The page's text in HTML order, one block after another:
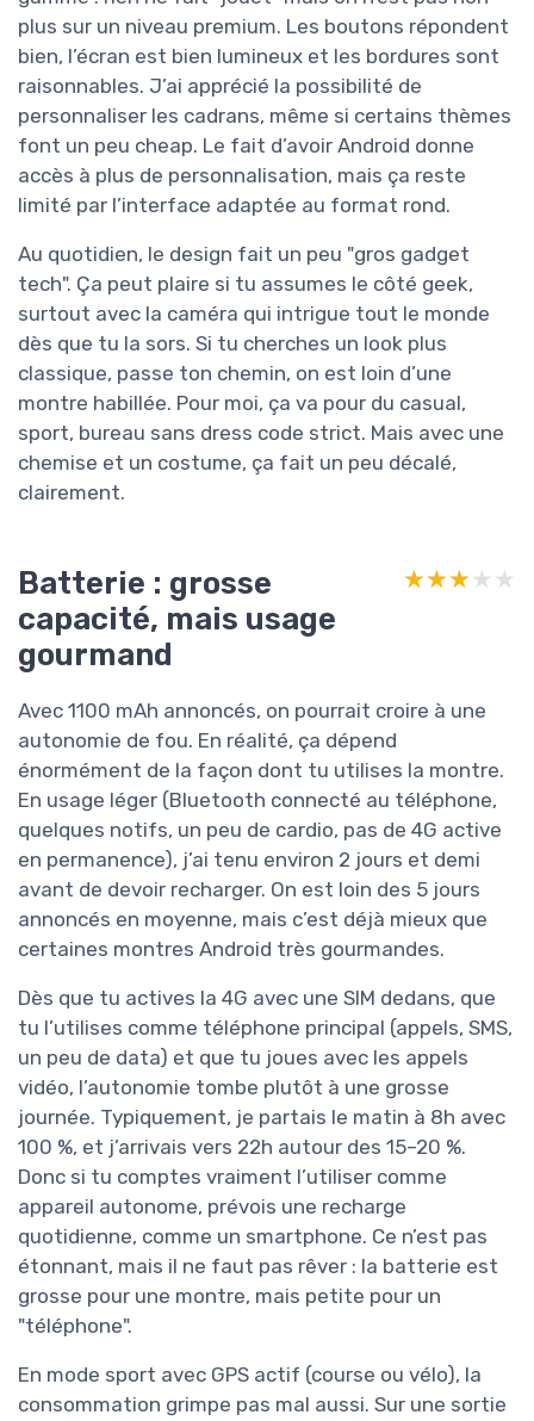
plus sur un niveau premium. Les boutons répondent
bien, l’écran est bien lumineux et les bordures sont
raisonnables. J’ai apprécié la possibilité de
personnaliser les cadrans, même si certains thèmes
font un peu cheap. Le fait d’avoir Android donne
accès à plus de personnalisation, mais ça reste
limité par l’interface adaptée au format rond.
Au quotidien, le design fait un peu "gros gadget
tech". Ça peut plaire si tu assumes le côté geek,
surtout avec la caméra qui intrigue tout le monde
dès que tu la sors. Si tu cherches un look plus
classique, passe ton chemin, on est loin d’une
montre habillée. Pour moi, ça va pour du casual,
sport, bureau sans dress code strict. Mais avec une
chemise et un costume, ça fait un peu décalé,
clairement.
Batterie : grosse
capacité, mais usage
gourmand
★★★★★
★★★★★
Avec 1100 mAh annoncés, on pourrait croire à une
autonomie de fou. En réalité, ça dépend
énormément de la façon dont tu utilises la montre.
En usage léger (Bluetooth connecté au téléphone,
quelques notifs, un peu de cardio, pas de 4G active
en permanence), j’ai tenu environ 2 jours et demi
avant de devoir recharger. On est loin des 5 jours
annoncés en moyenne, mais c’est déjà mieux que
certaines montres Android très gourmandes.
Dès que tu actives la 4G avec une SIM dedans, que
tu l’utilises comme téléphone principal (appels, SMS,
un peu de data) et que tu joues avec les appels
vidéo, l’autonomie tombe plutôt à une grosse
journée. Typiquement, je partais le matin à 8h avec
100 %, et j’arrivais vers 22h autour des 15–20 %.
Donc si tu comptes vraiment l’utiliser comme
appareil autonome, prévois une recharge
quotidienne, comme un smartphone. Ce n’est pas
étonnant, mais il ne faut pas rêver : la batterie est
grosse pour une montre, mais petite pour un
"téléphone".
En mode sport avec GPS actif (course ou vélo), la
consommation grimpe pas mal aussi. Sur une sortie